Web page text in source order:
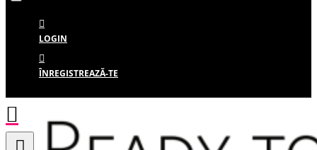
LOGIN
ÎNREGISTREAZĂ-TE